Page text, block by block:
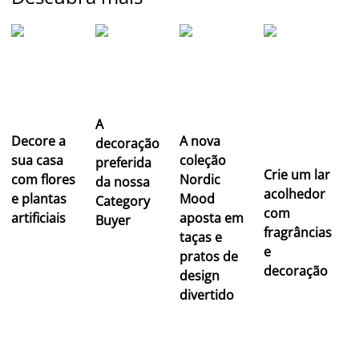
Decore a
sua casa
com flores
e plantas
artificiais
A
decoração
preferida
da nossa
Category
Buyer
A nova
coleção
Nordic
Mood
aposta em
taças e
pratos de
design
divertido
Crie um lar
acolhedor
com
fragrâncias
e
decoração